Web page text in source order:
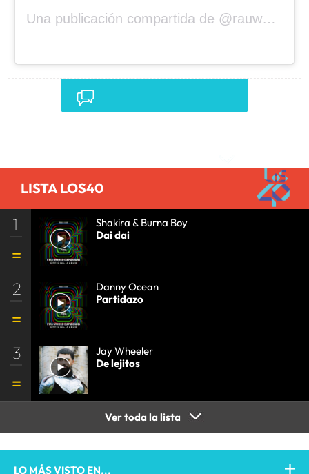
Una publicación compartida de @rauwalejandro
LISTA LOS40
1
Shakira & Burna Boy
Dai dai
2
Danny Ocean
Partidazo
3
Jay Wheeler
De lejitos
Ver toda la lista
LO MÁS VISTO EN...